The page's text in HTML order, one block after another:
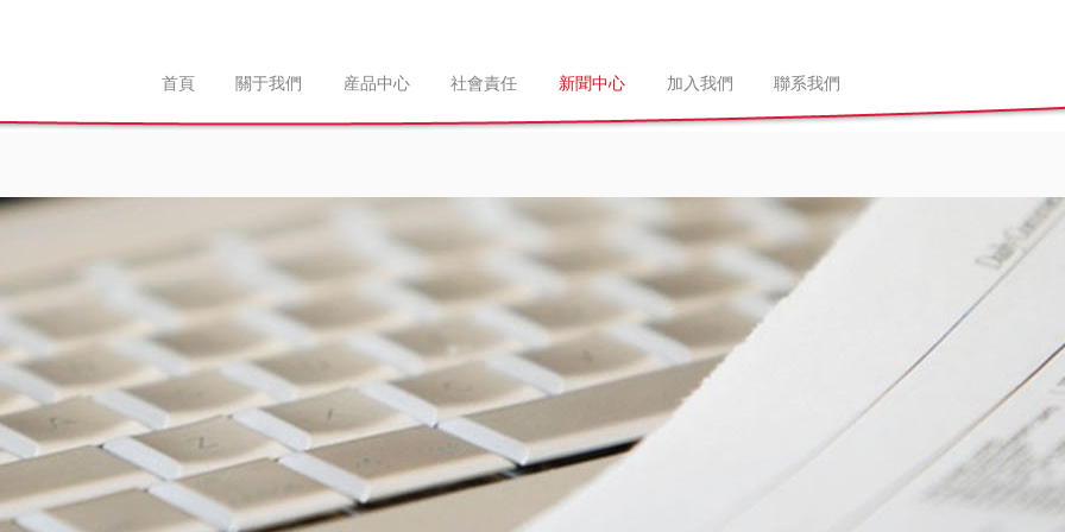
首頁 關于我們 産品中心 社會責任 新聞中心 加入我們 聯系我們